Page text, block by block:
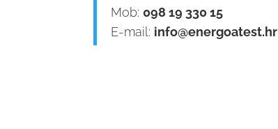
Mob: 098 19 330 15
E-mail: info@energoatest.hr